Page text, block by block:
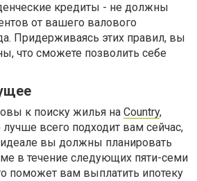
кредиты - не должны
от вашего валового
Придерживаясь этих правил, вы
что сможете позволить себе
к поиску жилья на Сountry,
лучше всего подходит вам сейчас,
вы должны планировать
в течение следующих пяти-семи
поможет вам выплатить ипотеку